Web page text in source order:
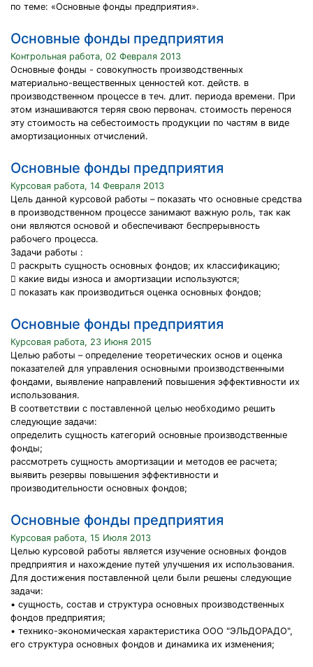
по теме: «Основные фонды предприятия».
Основные фонды предприятия
Контрольная работа, 02 Февраля 2013
Основные фонды - совокупность производственных
материально-вещественных ценностей кот. действ. в
производственном процессе в теч. длит. периода времени. При
этом изнашиваются теряя свою первонач. стоимость перенося
эту стоимость на себестоимость продукции по частям в виде
амортизационных отчислений.
Основные фонды предприятия
Курсовая работа, 14 Февраля 2013
Цель данной курсовой работы – показать что основные средства
в производственном процессе занимают важную роль, так как
они являются основой и обеспечивают беспрерывность
рабочего процесса.
Задачи работы :
 раскрыть сущность основных фондов; их классификацию;
 какие виды износа и амортизации используются;
 показать как производиться оценка основных фондов;
Основные фонды предприятия
Курсовая работа, 23 Июня 2015
Целью работы – определение теоретических основ и оценка
показателей для управления основными производственными
фондами, выявление направлений повышения эффективности их
использования.
В соответствии с поставленной целью необходимо решить
следующие задачи:
определить сущность категорий основные производственные
фонды;
рассмотреть сущность амортизации и методов ее расчета;
выявить резервы повышения эффективности и
производительности основных фондов;
Основные фонды предприятия
Курсовая работа, 15 Июля 2013
Целью курсовой работы является изучение основных фондов
предприятия и нахождение путей улучшения их использования.
Для достижения поставленной цели были решены следующие
задачи:
• сущность, состав и структура основных производственных
фондов предприятия;
• технико-экономическая характеристика ООО "ЭЛЬДОРАДО",
его структура основных фондов и динамика их изменения;